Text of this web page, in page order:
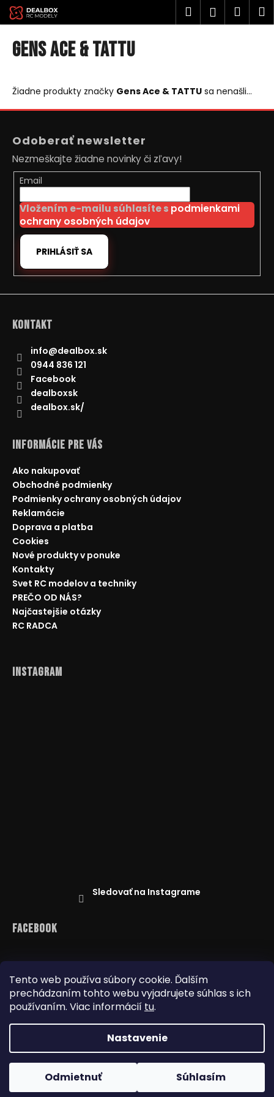
Tento web používa súbory cookie. Ďalším
prechádzaním tohto webu vyjadrujete súhlas s ich
používaním. Viac informácií tu.
Nastavenie
Odmietnuť Súhlasím
Prejsť
na
obsah
Hľadať
Gens Ace & TATTU
Žiadne produkty značky Gens Ace & TATTU sa nenašli...
o
o
p
o
r
e
n
á
s
?
O
d
p
o
r
ú
č
a
m
e
AUTO
MZ-
CLIMB-
Odoberať newsletter
Nezmeškajte žiadne novinky či zľavy!
Email
Vložením e-mailu súhlasíte s podmienkami
ochrany osobných údajov
PRIHLÁSIŤ SA
Kontakt
info@dealbox.sk
0944 836 121
Facebook
dealboxsk
dealbox.sk/
Informácie pre Vás
Ako nakupovať
Obchodné podmienky
Podmienky ochrany osobných údajov
Reklamácie
Doprava a platba
Cookies
Nové produkty v ponuke
Kontakty
Svet RC modelov a techniky
PREČO OD NÁS?
Najčastejšie otázky
RC RADCA
Instagram
Sledovať na Instagrame
Facebook
Reklamácie Doprava a platba
Najnižšia cena na trhu Obchodné podmienky
Copyright 2026www.dealbox.sk. Všetky práva
vyhradené.Upraviť nastavenie cookies